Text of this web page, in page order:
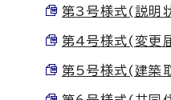
第3号様式(説明
第4号様式(変更
第5号様式(建築